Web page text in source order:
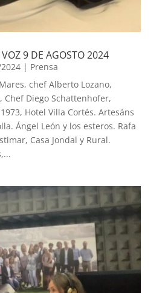
9 DE AGOSTO 2024
| Prensa
chef Alberto Lozano,
Chef Diego Schattenhofer,
Hotel Villa Cortés. Artesáns
Ángel León y los esteros. Rafa
Casa Jondal y Rural.